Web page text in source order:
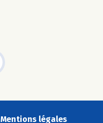
Mentions légales